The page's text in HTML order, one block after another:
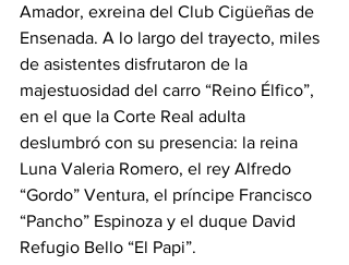
Amador, exreina del Club Cigüeñas de
Ensenada. A lo largo del trayecto, miles
de asistentes disfrutaron de la
majestuosidad del carro “Reino Élfico”,
en el que la Corte Real adulta
deslumbró con su presencia: la reina
Luna Valeria Romero, el rey Alfredo
“Gordo” Ventura, el príncipe Francisco
“Pancho” Espinoza y el duque David
Refugio Bello “El Papi”.